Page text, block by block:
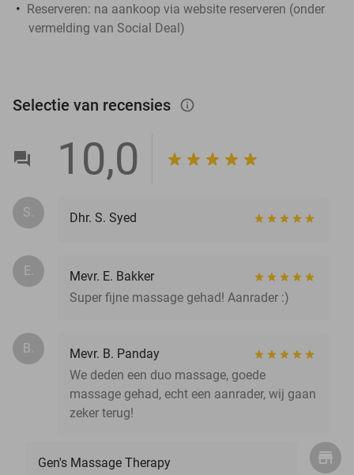
Reserveren: na aankoop via website reserveren (onder
vermelding van Social Deal)
Selectie van recensies info_outlined
10,0
S. Dhr. S. Syed
E.
Mevr. E. Bakker
Super fijne massage gehad! Aanrader :)
B.
Mevr. B. Panday
We deden een duo massage, goede
massage gehad, echt een aanrader, wij gaan
zeker terug!
Gen's Massage Therapy